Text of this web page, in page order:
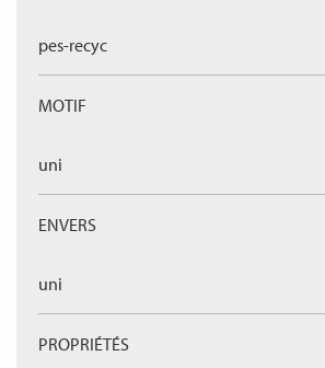
pes-recyc
MOTIF
uni
ENVERS
uni
PROPRIÉTÉS